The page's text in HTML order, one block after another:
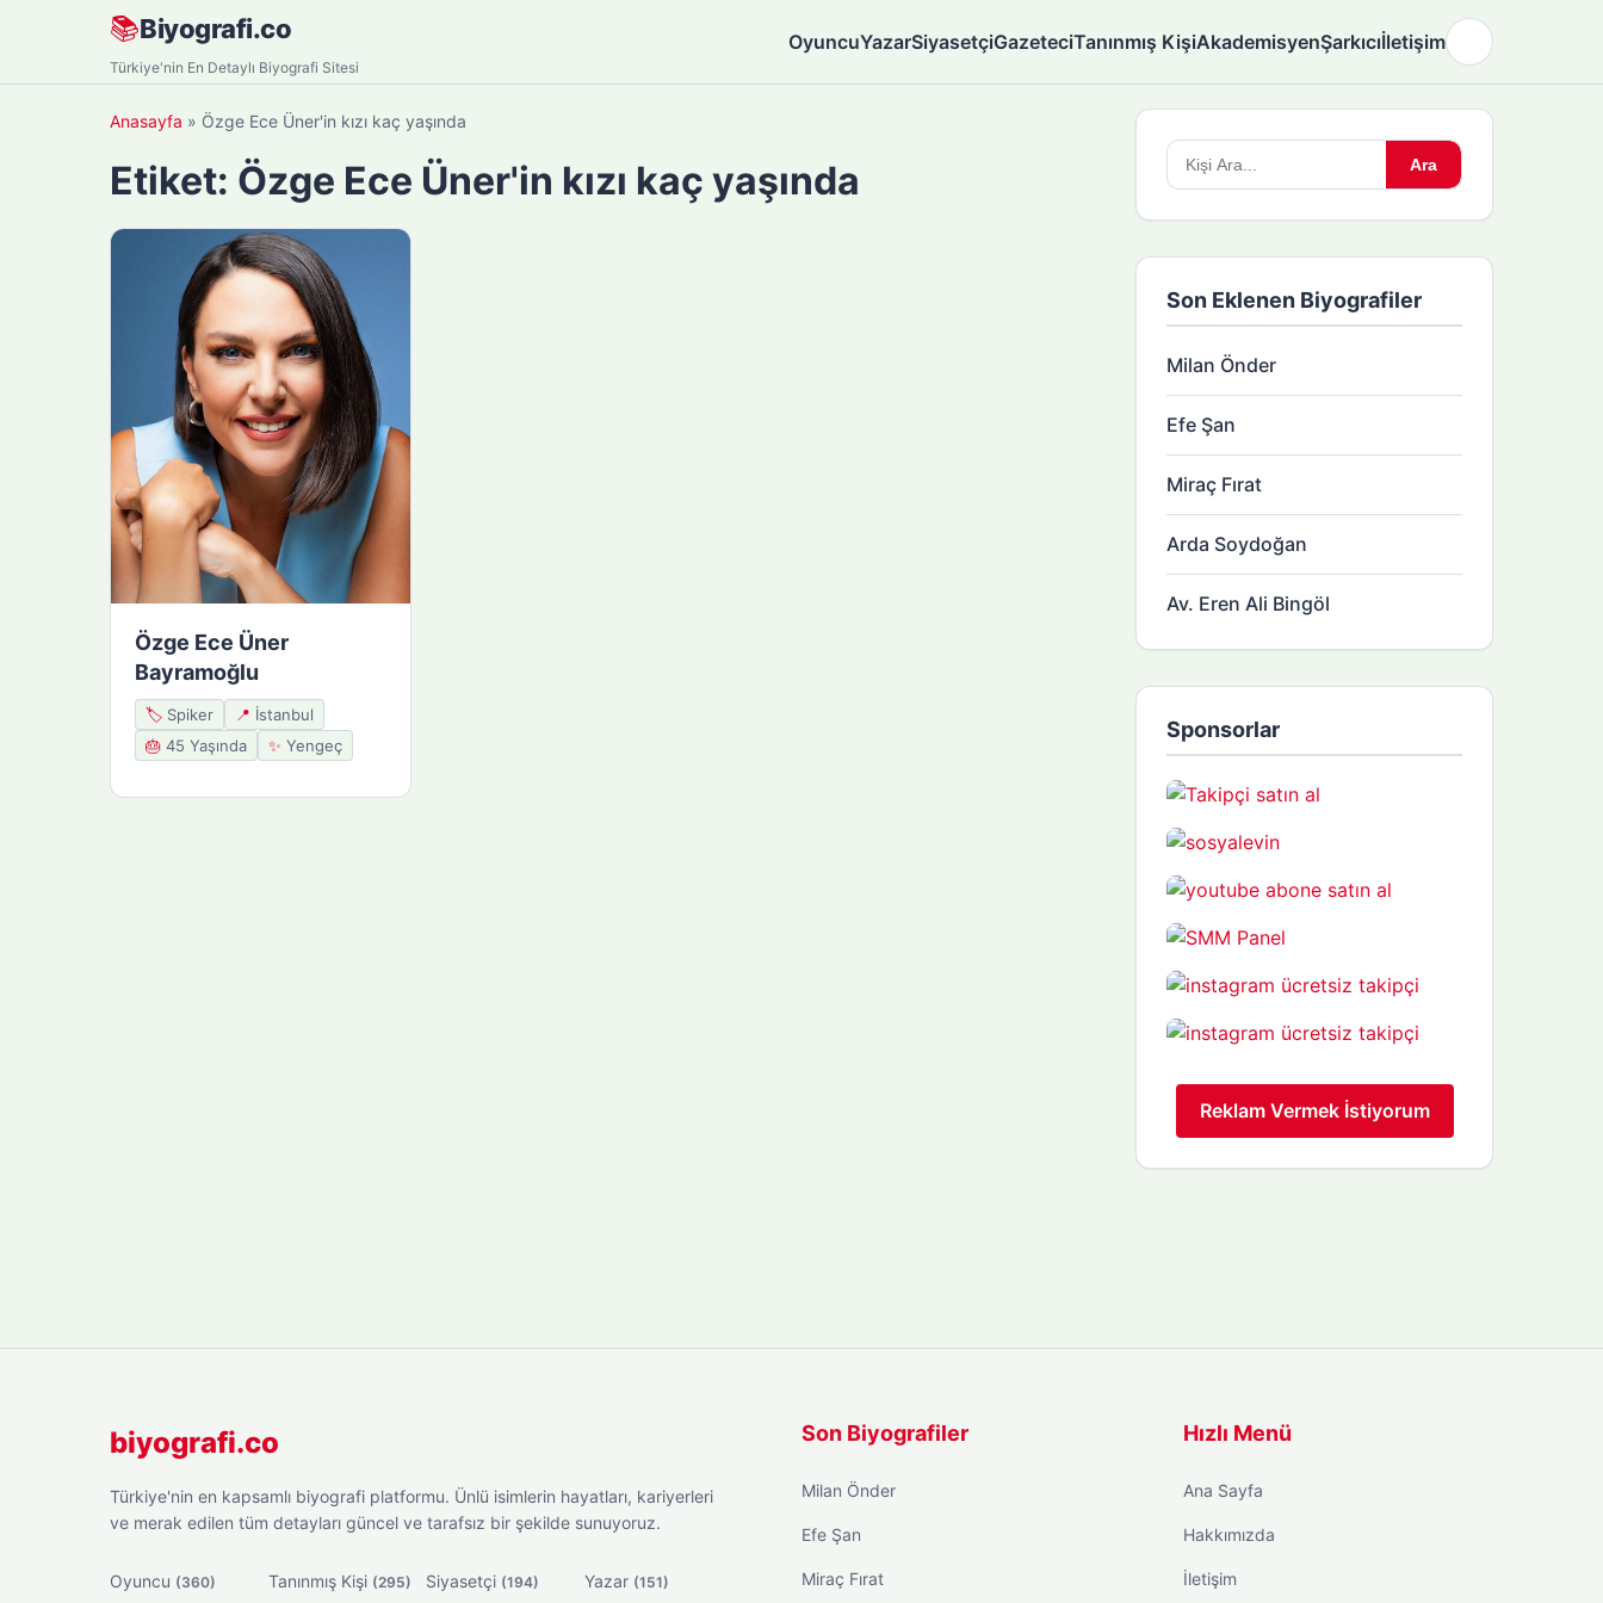
📚Biyografi.co
Türkiye'nin En Detaylı Biyografi Sitesi
OyuncuYazarSiyasetçiGazeteciTanınmış KişiAkademisyenŞarkıcıİletişim
Anasayfa » Özge Ece Üner'in kızı kaç yaşında
Etiket: Özge Ece Üner'in kızı kaç yaşında
Özge Ece Üner
Bayramoğlu
🏷️ Spiker 📍 İstanbul
🎂 45 Yaşında ✨ Yengeç
Arama
yapın:
Ara
Son Eklenen Biyografiler
Milan Önder
Efe Şan
Miraç Fırat
Arda Soydoğan
Av. Eren Ali Bingöl
Sponsorlar
Reklam Vermek İstiyorum
biyografi.co
Türkiye'nin en kapsamlı biyografi platformu. Ünlü isimlerin hayatları, kariyerleri
ve merak edilen tüm detayları güncel ve tarafsız bir şekilde sunuyoruz.
Oyuncu (360) Tanınmış Kişi (295) Siyasetçi (194) Yazar (151)
Son Biyografiler
Milan Önder
Efe Şan
Miraç Fırat
Hızlı Menü
Ana Sayfa
Hakkımızda
İletişim